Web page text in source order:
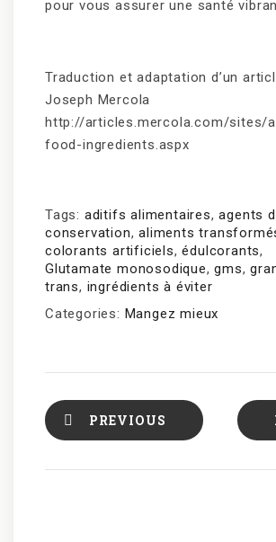
pour vous assurer une santé
Traduction et adaptation d’un
Joseph Mercola
http://articles.mercola.com/
food-ingredients.aspx
Tags: aditifs alimentaires,agents
conservation,aliments
colorants artificiels,édulcorants,
Glutamate monosodique,gms,
trans, ingrédients à éviter
Categories: Mangez mieux
PREVIOUS